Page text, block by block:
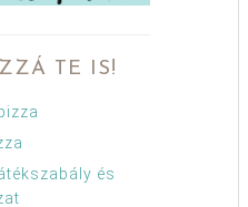
TE IS!
és